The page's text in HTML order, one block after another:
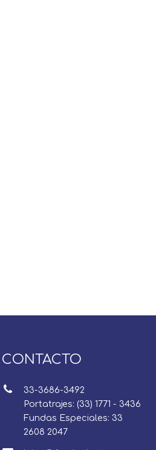
CONTACTO
33-3686-3492
Portatrajes: (33) 1771 - 3436
Fundas Especiales: 33
2608 2047